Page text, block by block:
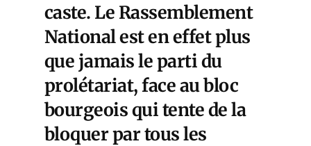
caste. Le Rassemblement
National est en effet plus
que jamais le parti du
prolétariat, face au bloc
bourgeois qui tente de la
bloquer par tous les